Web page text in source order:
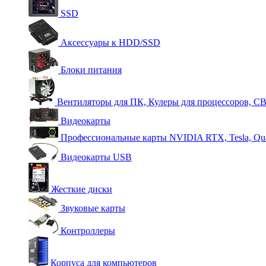
SSD
Аксессуары к HDD/SSD
Блоки питания
Вентиляторы для ПК, Кулеры для процессоров,
Видеокарты
Профессиональные карты NVIDIA RTX, Tesla,
Видеокарты USB
Жесткие диски
Звуковые карты
Контроллеры
Корпуса для компьютеров